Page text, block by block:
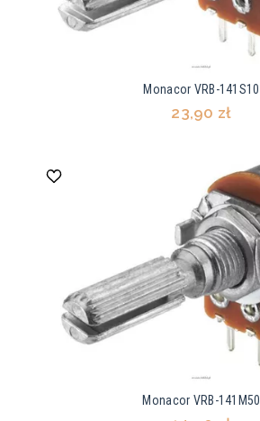
Monacor VRB-141S10
23,90 zł
Monacor VRB-141M50